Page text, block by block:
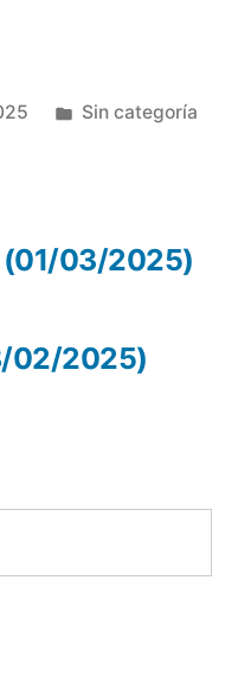
Publicada
Sin categoría
02/2025)
(01/03/2025)